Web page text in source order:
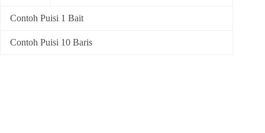
Contoh Puisi 1 Bait
Contoh Puisi 10 Baris